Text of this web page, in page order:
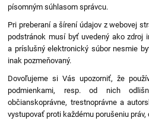
písomným súhlasom správcu.
Pri preberaní a šírení údajov z webovej
podstránok musí byť uvedený ako zdroj
a príslušný elektronický súbor nesmie
inak pozmeňovaný.
Dovoľujeme si Vás upozorniť, že
podmienkami, resp. od nich
občianskoprávne, trestnoprávne a
vystupovať proti každému porušeniu